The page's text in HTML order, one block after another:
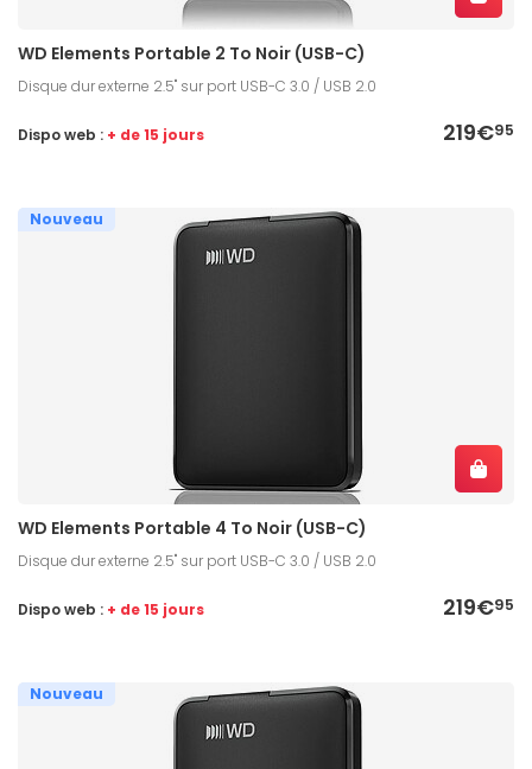
WD Elements Portable 2 To Noir (USB-C)
Disque dur externe 2.5" sur port USB-C 3.0 / USB 2.0
219€95
Dispo web : + de 15 jours
Nouveau
WD Elements Portable 4 To Noir (USB-C)
Disque dur externe 2.5" sur port USB-C 3.0 / USB 2.0
219€95
Dispo web : + de 15 jours
Nouveau